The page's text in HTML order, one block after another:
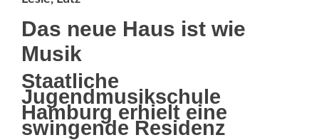
Das neue Haus ist wie
Musik
Staatliche
Jugendmusikschule
Hamburg erhielt eine
swingende Residenz